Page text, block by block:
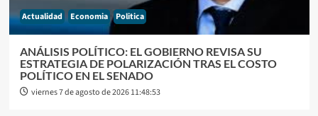
Actualidad Economia Politica
ANÁLISIS POLÍTICO: EL GOBIERNO REVISA SU
ESTRATEGIA DE POLARIZACIÓN TRAS EL COSTO
POLÍTICO EN EL SENADO
viernes 7 de agosto de 2026 11:48:53